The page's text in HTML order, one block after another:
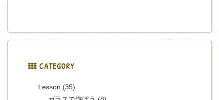
CATEGORY
Lesson (35)